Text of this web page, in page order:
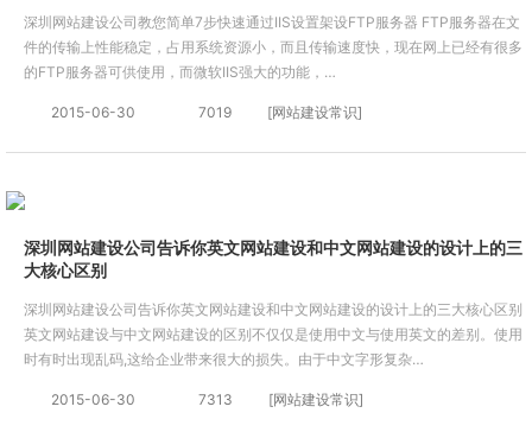
深圳网站建设公司教您简单7步快速通过IIS设置架设FTP服务器 FTP服务器在文
件的传输上性能稳定，占用系统资源小，而且传输速度快，现在网上已经有很多
的FTP服务器可供使用，而微软IIS强大的功能，…
2015-06-30 7019 [网站建设常识]
深圳网站建设公司告诉你英文网站建设和中文网站建设的设计上的三
大核心区别
深圳网站建设公司告诉你英文网站建设和中文网站建设的设计上的三大核心区别
英文网站建设与中文网站建设的区别不仅仅是使用中文与使用英文的差别。使用
时有时出现乱码,这给企业带来很大的损失。由于中文字形复杂…
2015-06-30 7313 [网站建设常识]